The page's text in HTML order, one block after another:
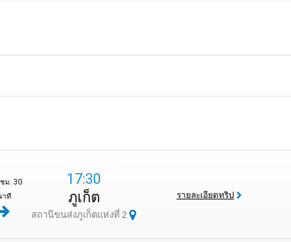
ม. 30
าที
17:30
ภูเก็ต
สถานีขนส่งภูเก็ตแห่งที่ 2
รายละเอียดทริป